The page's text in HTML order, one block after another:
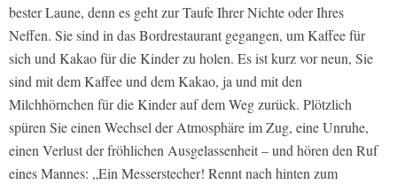
bester Laune, denn es geht zur Taufe Ihrer Nichte oder Ihres
Neffen. Sie sind in das Bordrestaurant gegangen, um Kaffee für
sich und Kakao für die Kinder zu holen. Es ist kurz vor neun, Sie
sind mit dem Kaffee und dem Kakao, ja und mit den
Milchhörnchen für die Kinder auf dem Weg zurück. Plötzlich
spüren Sie einen Wechsel der Atmosphäre im Zug, eine Unruhe,
einen Verlust der fröhlichen Ausgelassenheit – und hören den Ruf
eines Mannes: „Ein Messerstecher! Rennt nach hinten zum